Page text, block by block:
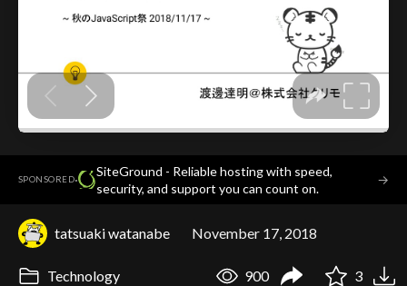
SPONSORED·
SiteGround - Reliable hosting with speed,
security, and support you can count on.
→
tatsuaki watanabe November 17, 2018
Technology 900 3